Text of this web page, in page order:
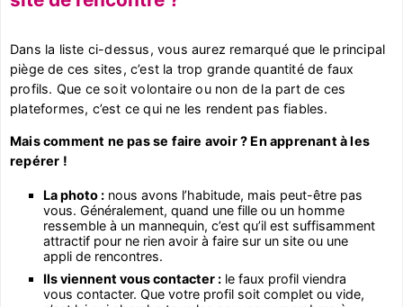
Dans la liste ci-dessus, vous aurez remarqué que le principal
piège de ces sites, c’est la trop grande quantité de faux
profils. Que ce soit volontaire ou non de la part de ces
plateformes, c’est ce qui ne les rendent pas fiables.
Mais comment ne pas se faire avoir ? En apprenant à les
repérer !
La photo : nous avons l’habitude, mais peut-être pas
vous. Généralement, quand une fille ou un homme
ressemble à un mannequin, c’est qu’il est suffisamment
attractif pour ne rien avoir à faire sur un site ou une
appli de rencontres.
Ils viennent vous contacter : le faux profil viendra
vous contacter. Que votre profil soit complet ou vide,